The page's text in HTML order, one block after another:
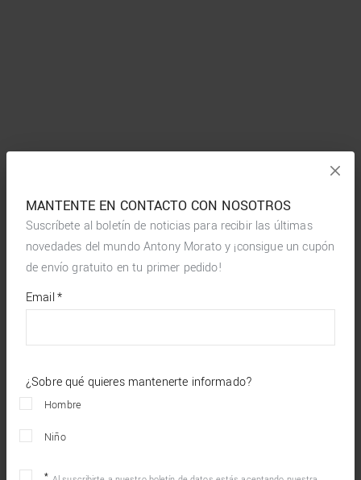
MANTENTE EN CONTACTO CON NOSOTROS
Suscríbete al boletín de noticias para recibir las últimas
novedades del mundo Antony Morato y ¡consigue un cupón
de envío gratuito en tu primer pedido!
required
fields
Email*
¿Sobre qué quieres mantenerte informado?
Hombre
Niño